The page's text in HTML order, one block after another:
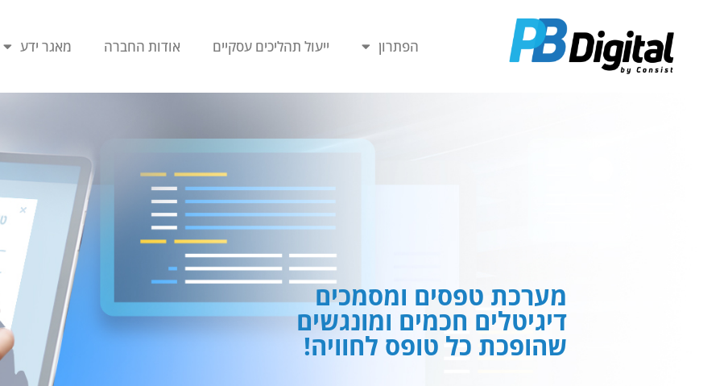
הפתרון ייעול תהליכים עסקיים אודות החברה מאגר ידע
מערכת טפסים ומסמכים
דיגיטלים חכמים ומונגשים
שהופכת כל טופס לחוויה!